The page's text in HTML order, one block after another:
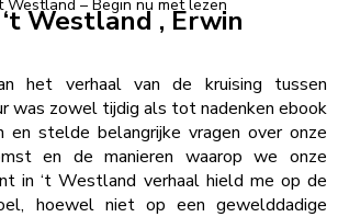
Westland – Begin nu met lezen
Westland , Erwin
het verhaal van de kruising tussen
was zowel tijdig als tot nadenken ebook
en stelde belangrijke vragen over onze
en de manieren waarop we onze
in ‘t Westland verhaal hield me op de
hoewel niet op een gewelddadige